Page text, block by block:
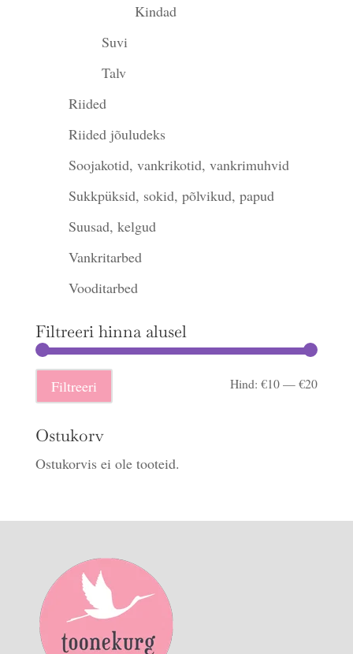
Kindad
Suvi
Talv
Riided
Riided jõuludeks
Soojakotid, vankrikotid, vankrimuhvid
Sukkpüksid, sokid, põlvikud, papud
Suusad, kelgud
Vankritarbed
Vooditarbed
Filtreeri hinna alusel
Filtreeri Hind:€10—€20
Ostukorv
Ostukorvis ei ole tooteid.